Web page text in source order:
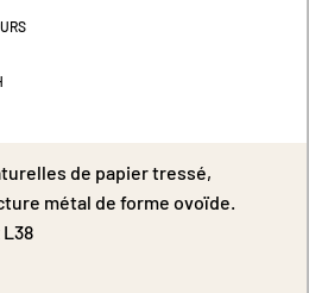
de papier tressé,
métal de forme ovoïde.